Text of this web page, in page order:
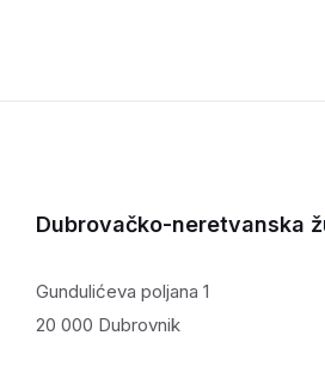
Dubrovačko-neretvanska
Gundulićeva poljana 1
20 000 Dubrovnik